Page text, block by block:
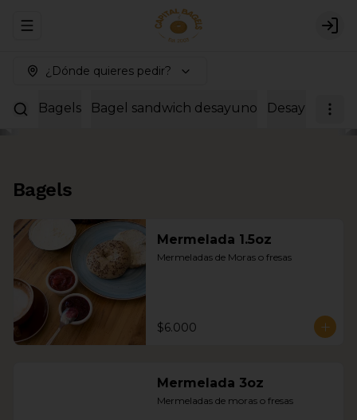
Abrir menu de navegación
¿Dónde quieres pedir?
Bagels Bagel sandwich desayuno Desayunos
Bagels
Mermelada 1.5oz
Mermeladas de Moras o fresas
$6.000
Mermelada 3oz
Mermeladas de moras o fresas